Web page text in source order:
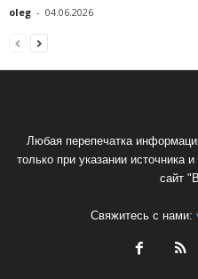
oleg - 04.06.2026
Любая перепечатка
только при указании источника
сайт
Свяжитесь с нами: